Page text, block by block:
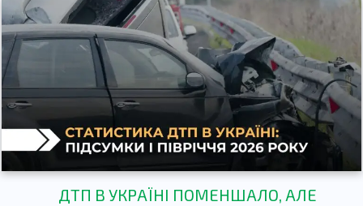
ДТП В УКРАЇНІ ПОМЕНШАЛО, АЛЕ